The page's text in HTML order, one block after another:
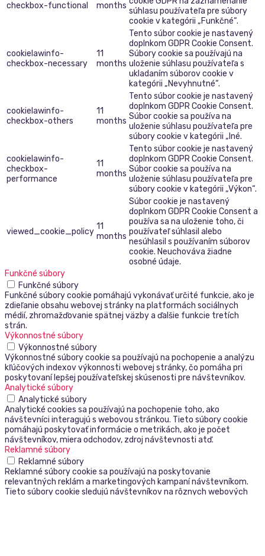
checkbox-functional
months
súhlasu používateľa pre súbory
cookie v kategórii „Funkčné“.
cookielawinfo-
checkbox-necessary
11
months
Tento súbor cookie je nastavený
doplnkom GDPR Cookie Consent.
Súbory cookie sa používajú na
uloženie súhlasu používateľa s
ukladaním súborov cookie v
kategórii „Nevyhnutné“.
cookielawinfo-
checkbox-others
11
months
Tento súbor cookie je nastavený
doplnkom GDPR Cookie Consent.
Súbor cookie sa používa na
uloženie súhlasu používateľa pre
súbory cookie v kategórii „Iné.
cookielawinfo-
checkbox-
performance
11
months
Tento súbor cookie je nastavený
doplnkom GDPR Cookie Consent.
Súbor cookie sa používa na
uloženie súhlasu používateľa pre
súbory cookie v kategórii „Výkon“.
viewed_cookie_policy
11
months
Súbor cookie je nastavený
doplnkom GDPR Cookie Consent a
používa sa na uloženie toho, či
používateľ súhlasil alebo
nesúhlasil s používaním súborov
cookie. Neuchováva žiadne
osobné údaje.
Funkčné súbory
Funkčné súbory
Funkčné súbory cookie pomáhajú vykonávať určité funkcie, ako je
zdieľanie obsahu webovej stránky na platformách sociálnych
médií, zhromažďovanie spätnej väzby a ďalšie funkcie tretích
strán.
Výkonnostné súbory
Výkonnostné súbory
Výkonnostné súbory cookie sa používajú na pochopenie a analýzu
kľúčových indexov výkonnosti webovej stránky, čo pomáha pri
poskytovaní lepšej používateľskej skúsenosti pre návštevníkov.
Analytické súbory
Analytické súbory
Analytické cookies sa používajú na pochopenie toho, ako
návštevníci interagujú s webovou stránkou. Tieto súbory cookie
pomáhajú poskytovať informácie o metrikách, ako je počet
návštevníkov, miera odchodov, zdroj návštevnosti atď.
Reklamné súbory
Reklamné súbory
Reklamné súbory cookie sa používajú na poskytovanie
relevantných reklám a marketingových kampaní návštevníkom.
Tieto súbory cookie sledujú návštevníkov na rôznych webových